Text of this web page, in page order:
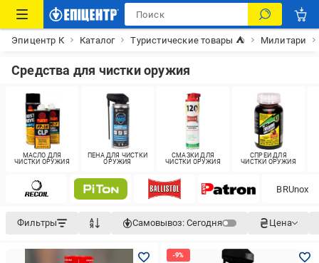
Эпицентр К Каталог Туристические товары ⛺ Милитари
Средства для чистки оружия
МАСЛО ДЛЯ
ЧИСТКИ ОРУЖИЯ
ПЕНА ДЛЯ ЧИСТКИ
ОРУЖИЯ
СМАЗКИ ДЛЯ
ЧИСТКИ ОРУЖИЯ
СПРЕИ ДЛЯ
ЧИСТКИ ОРУЖИЯ
BRUnox
Фильтры Самовывоз: Сегодня Цена